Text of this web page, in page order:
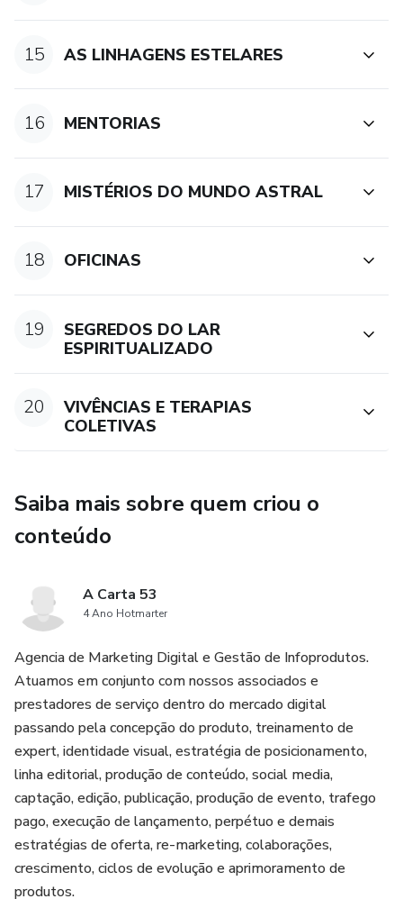
15 AS LINHAGENS ESTELARES
16 MENTORIAS
17 MISTÉRIOS DO MUNDO ASTRAL
18 OFICINAS
19
SEGREDOS DO LAR
ESPIRITUALIZADO
20
VIVÊNCIAS E TERAPIAS
COLETIVAS
Saiba mais sobre quem criou o
conteúdo
A Carta 53
4 Ano Hotmarter
Agencia de Marketing Digital e Gestão de Infoprodutos.
Atuamos em conjunto com nossos associados e
prestadores de serviço dentro do mercado digital
passando pela concepção do produto, treinamento de
expert, identidade visual, estratégia de posicionamento,
linha editorial, produção de conteúdo, social media,
captação, edição, publicação, produção de evento, trafego
pago, execução de lançamento, perpétuo e demais
estratégias de oferta, re-marketing, colaborações,
crescimento, ciclos de evolução e aprimoramento de
produtos.